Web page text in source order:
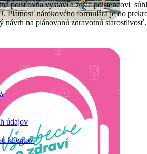
poisťovňa vystaví a zašle poistencovi
Platnosť nárokového formulára je do
návrh na plánovanú zdravotnú
údajov
klientov